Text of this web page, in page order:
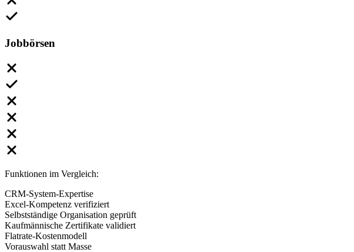
Jobbörsen
Funktionen im Vergleich:
CRM-System-Expertise
Excel-Kompetenz verifiziert
Selbstständige Organisation geprüft
Kaufmännische Zertifikate validiert
Flatrate-Kostenmodell
Vorauswahl statt Masse